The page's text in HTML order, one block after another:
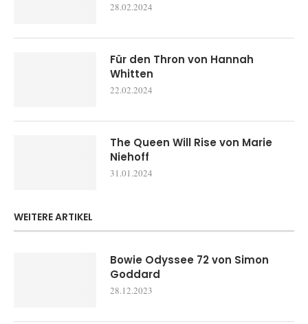
28.02.2024
Für den Thron von Hannah
Whitten
22.02.2024
The Queen Will Rise von Marie
Niehoff
31.01.2024
WEITERE ARTIKEL
Bowie Odyssee 72 von Simon
Goddard
28.12.2023